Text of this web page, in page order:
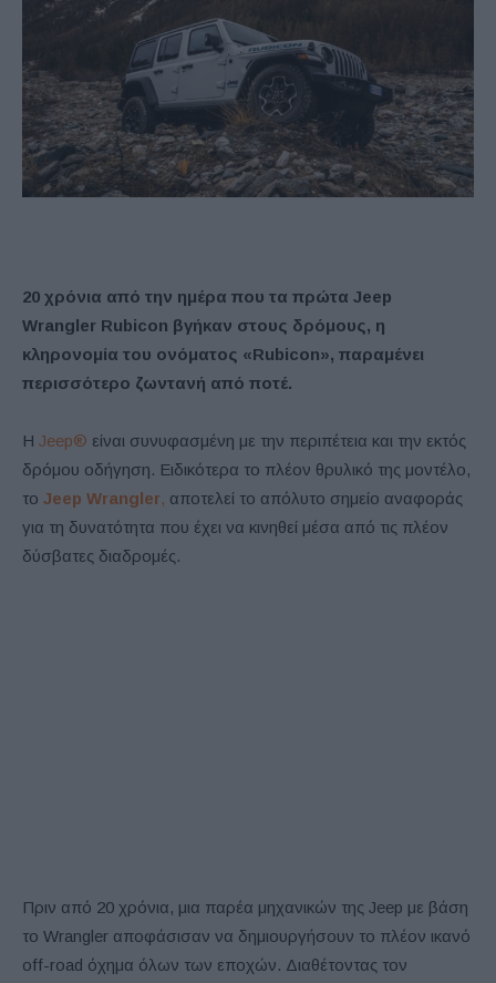
20 χρόνια από την ημέρα που τα πρώτα Jeep
Wrangler Rubicon βγήκαν στους δρόμους, η
κληρονομία του ονόματος «Rubicon», παραμένει
περισσότερο ζωντανή από ποτέ.
Η Jeep® είναι συνυφασμένη με την περιπέτεια και την εκτός
δρόμου οδήγηση. Ειδικότερα το πλέον θρυλικό της μοντέλο,
το Jeep Wrangler, αποτελεί το απόλυτο σημείο αναφοράς
για τη δυνατότητα που έχει να κινηθεί μέσα από τις πλέον
δύσβατες διαδρομές.
Πριν από 20 χρόνια, μια παρέα μηχανικών της Jeep με βάση
το Wrangler αποφάσισαν να δημιουργήσουν το πλέον ικανό
off-road όχημα όλων των εποχών. Διαθέτοντας τον